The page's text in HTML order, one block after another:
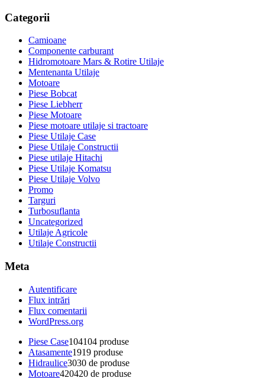
Categorii
Camioane
Componente carburant
Hidromotoare Mars & Rotire Utilaje
Mentenanta Utilaje
Motoare
Piese Bobcat
Piese Liebherr
Piese Motoare
Piese motoare utilaje si tractoare
Piese Utilaje Case
Piese Utilaje Constructii
Piese utilaje Hitachi
Piese Utilaje Komatsu
Piese Utilaje Volvo
Promo
Targuri
Turbosuflanta
Uncategorized
Utilaje Agricole
Utilaje Constructii
Meta
Autentificare
Flux intrări
Flux comentarii
WordPress.org
Piese Case104104 produse
Atasamente1919 produse
Hidraulice3030 de produse
Motoare420420 de produse